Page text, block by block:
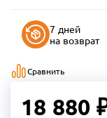
7 дней
на возврат
Сравнить
18 880